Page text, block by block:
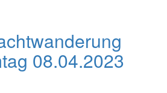
08.04.2023